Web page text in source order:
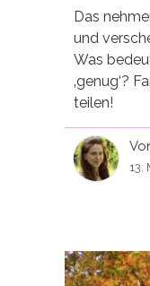
Das
und
Was
‚genug‘?
teilen!
13.